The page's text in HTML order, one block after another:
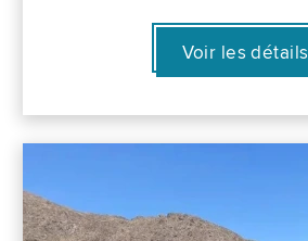
Voir les détails